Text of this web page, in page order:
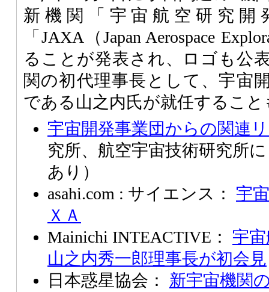
新機関「宇宙航空研究開
「JAXA （Japan Aerospace
ることが発表され、ロゴも公
関の初代理事長として、宇宙
である山之内氏が就任するこ
宇宙開発事業団からの関連
究所、航空宇宙技術研究所
あり）
asahi.com : サイエンス： 宇
ＸＡ
Mainichi INTEACTIVE： 宇
山之内秀一郎理事長が初会見
日本惑星協会： 新宇宙機関